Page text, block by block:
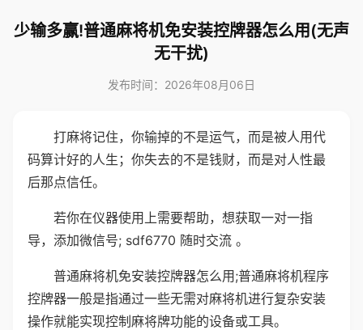
少输多赢!普通麻将机免安装控牌器怎么用(无声
无干扰)
发布时间：2026年08月06日
打麻将记住，你输掉的不是运气，而是被人用代
码算计好的人生；你失去的不是钱财，而是对人性最
后那点信任。
若你在仪器使用上需要帮助，想获取一对一指
导，添加微信号; sdf6770 随时交流 。
普通麻将机免安装控牌器怎么用;普通麻将机程序
控牌器一般是指通过一些无需对麻将机进行复杂安装
操作就能实现控制麻将牌功能的设备或工具。